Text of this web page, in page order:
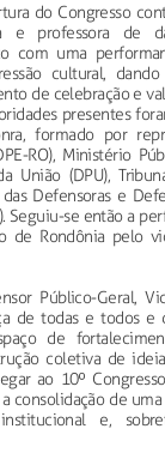
do Congresso
e professora de
com uma
cultural,
de celebração e
presentes
formado por
RO), Ministério
União (DPU),
das Defensoras e
Seguiu-se então a
de Rondônia pelo
Público-Geral,
de todas e todos e
de
coletiva de
ao 10º
consolidação de
e,